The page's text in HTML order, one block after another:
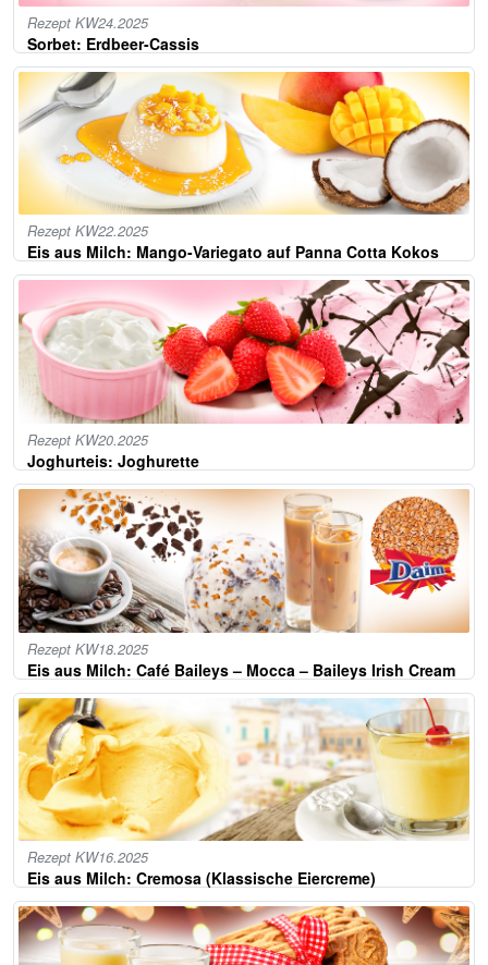
Rezept KW24.2025
Sorbet: Erdbeer-Cassis
Rezept KW22.2025
Eis aus Milch: Mango-Variegato auf Panna Cotta Kokos
Rezept KW20.2025
Joghurteis: Joghurette
Rezept KW18.2025
Eis aus Milch: Café Baileys – Mocca – Baileys Irish Cream
Rezept KW16.2025
Eis aus Milch: Cremosa (Klassische Eiercreme)